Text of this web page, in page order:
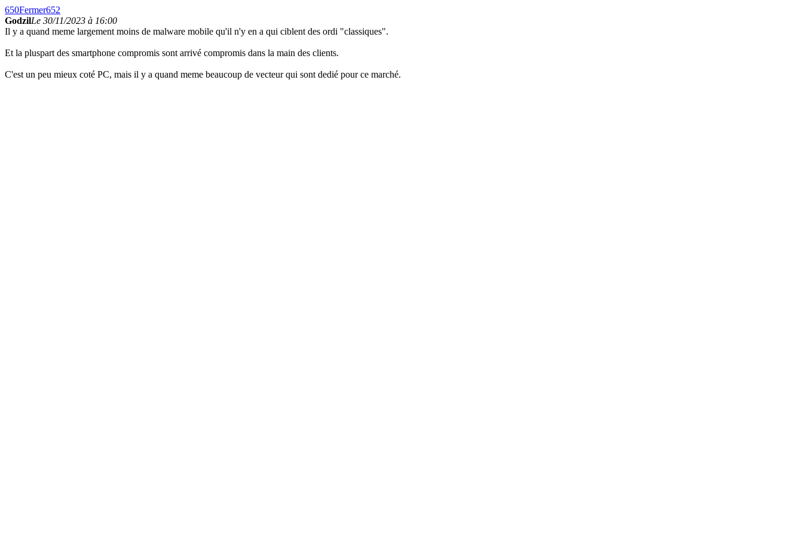
650Fermer652
GodzilLe 30/11/2023 à 16:00
Il y a quand meme largement moins de malware mobile qu'il n'y en a qui ciblent des ordi "classiques".
Et la pluspart des smartphone compromis sont arrivé compromis dans la main des clients.
C'est un peu mieux coté PC, mais il y a quand meme beaucoup de vecteur qui sont dedié pour ce marché.